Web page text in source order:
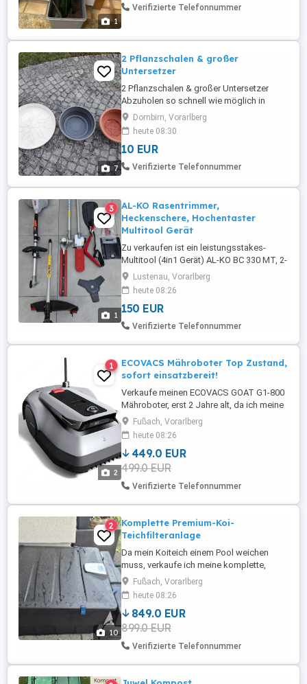
1
Verifizierte Telefonnummer
7
2 Pflanzschalen & großer
Untersetzer
2 Pflanzschalen & großer Untersetzer
Abzuholen so schnell wie möglich in
Dornbirn Haselstauden. Maße siehe
Fotos. Weitere Töpfe etc. auf meiner
Seite!
Dornbirn, Vorarlberg
heute 08:30
10 EUR
Verifizierte Telefonnummer
1
3
AL-KO Rasentrimmer,
Heckenschere, Hochentaster
Multitool Gerät
Zu verkaufen ist ein leistungsstakes-
Multitool (4in1 Gerät) AL-KO BC 330 MT, 2-
Takt, Benzin.0.9 kW 2 Doppelfadenspule,
Hochentaster, Messerblatt Heckenschere,
Tragegurt Aufsätze sind leicht zu
wechseln. Gebrauchte aber sehr gut
erhaltene Maschine, läuft tadellos und das
Lustenau, Vorarlberg
heute 08:26
150 EUR
Verifizierte Telefonnummer
2
1
ECOVACS Mähroboter Top Zustand,
sofort einsatzbereit!
Verkaufe meinen ECOVACS GOAT G1-800
Mähroboter, erst 2 Jahre alt, da ich meine
Gartenanlage umgestalte. Der Mähroboter
funktioniert einwandfrei und wurde stets
zuverlässig genutzt. Lieferumfang:
ECOVACS GOAT G1-800 Mähroboter
Original Ladestation 3 Beacons
(Navigationssender) Satz neue
Ersatzmesser ...
Fußach, Vorarlberg
heute 08:26
449.0 EUR
499.0 EUR
Verifizierte Telefonnummer
10
2
Komplette Premium-Koi-
Teichfilteranlage
Da mein Koiteich einem Pool weichen
muss, verkaufe ich meine komplette,
hochwertige Teichfilteranlage. Die Anlage
war ca. 4 Jahre in einem 7 4 m großen
Koiteich mit rund 30 Koi im Einsatz und hat
jederzeit für kristallklares Wasser gesorgt.
Durch das automatische ScreenMatic-
Filtersieb ist der Wartungsaufwand ...
Fußach, Vorarlberg
heute 08:26
849.0 EUR
899.0 EUR
Verifizierte Telefonnummer